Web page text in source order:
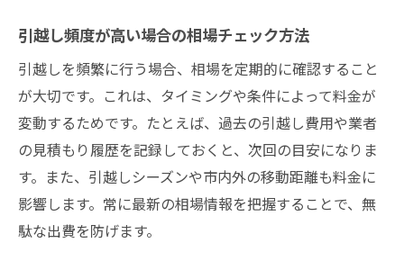
引越し頻度が高い場合の相場チェック方法
引越しを頻繁に行う場合、相場を定期的に確認すること
が大切です。これは、タイミングや条件によって料金が
変動するためです。たとえば、過去の引越し費用や業者
の見積もり履歴を記録しておくと、次回の目安になりま
す。また、引越しシーズンや市内外の移動距離も料金に
影響します。常に最新の相場情報を把握することで、無
駄な出費を防げます。